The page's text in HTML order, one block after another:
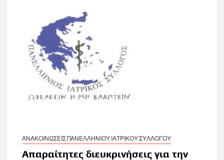
ΑΝΑΚΟΙΝΩΣΕΙΣ ΠΑΝΕΛΛΗΝΙΟΥ ΙΑΤΡΙΚΟΥ ΣΥΛΛΟΓΟΥ
Απαραίτητες διευκρινήσεις για την